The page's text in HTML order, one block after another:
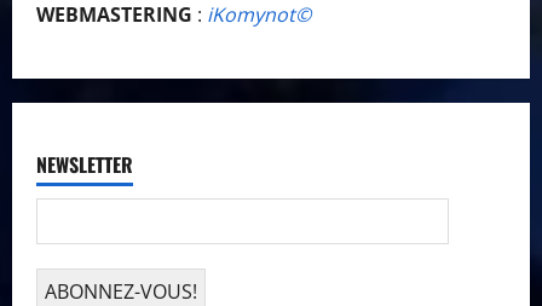
WEBMASTERING : iKomynot©️
NEWSLETTER